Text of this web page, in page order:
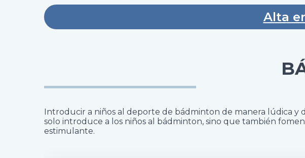
Alta
Introducir a niños al deporte de bádminton de manera lúdica y
solo introduce a los niños al bádminton, sino que también
estimulante.